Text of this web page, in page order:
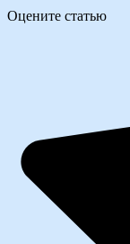
Оцените статью